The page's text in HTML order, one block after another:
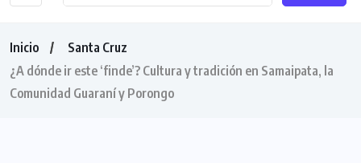
Inicio
Santa Cruz
¿A dónde ir este ‘finde’? Cultura y tradición en Samaipata, la
Comunidad Guaraní y Porongo